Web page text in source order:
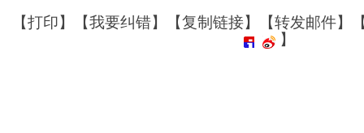
【打印】【我要纠错】【复制链接】【转发邮件】
】